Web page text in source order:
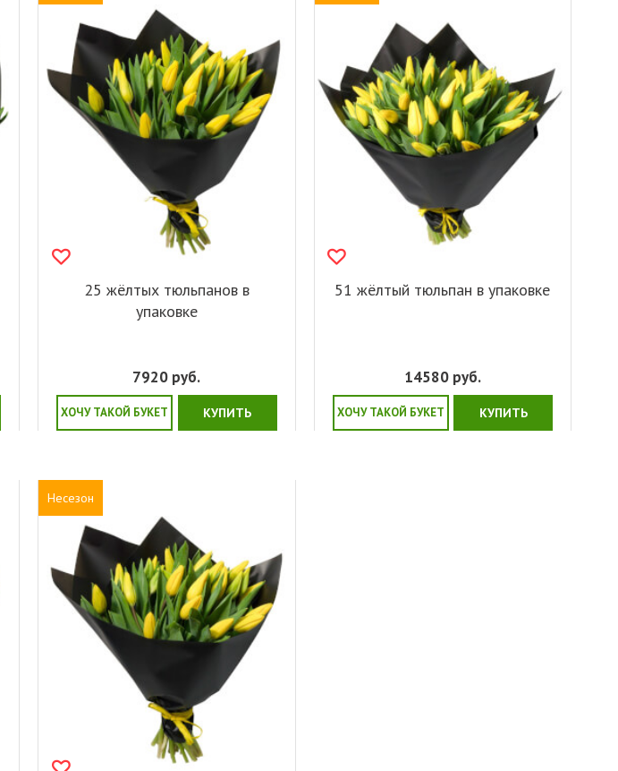
25 жёлтых тюльпанов в
упаковке
7920 руб.
ХОЧУ ТАКОЙ БУКЕТ КУПИТЬ
51 жёлтый тюльпан в упаковке
14580руб.
ХОЧУ ТАКОЙ БУКЕТ КУПИТЬ
Несезон